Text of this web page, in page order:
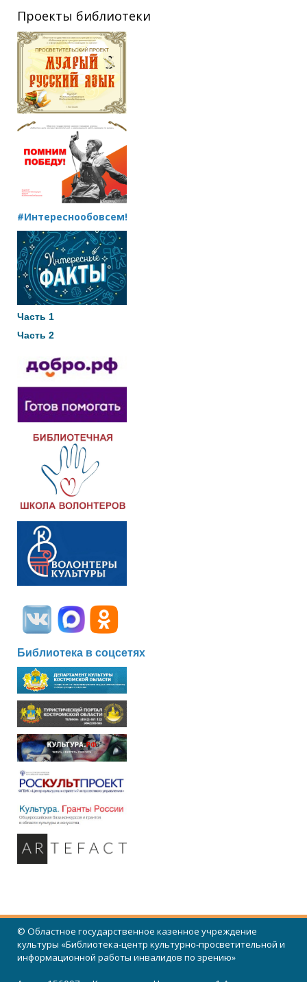
Проекты библиотеки
#Интереснообовсем!
Часть 1
Часть 2
Библиотека в соцсетях
© Областное государственное казенное учреждение
культуры «Библиотека-центр культурно-просветительной и
информационной работы инвалидов по зрению»